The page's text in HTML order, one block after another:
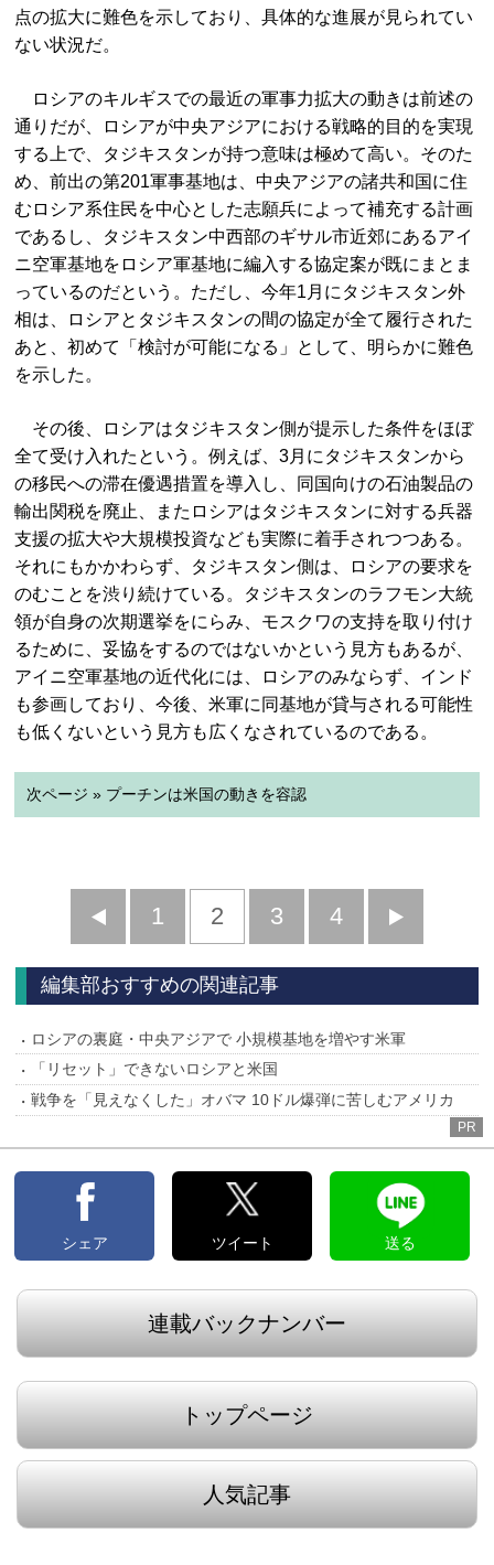
点の拡大に難色を示しており、具体的な進展が見られてい
ない状況だ。
ロシアのキルギスでの最近の軍事力拡大の動きは前述の
通りだが、ロシアが中央アジアにおける戦略的目的を実現
する上で、タジキスタンが持つ意味は極めて高い。そのた
め、前出の第201軍事基地は、中央アジアの諸共和国に住
むロシア系住民を中心とした志願兵によって補充する計画
であるし、タジキスタン中西部のギサル市近郊にあるアイ
ニ空軍基地をロシア軍基地に編入する協定案が既にまとま
っているのだという。ただし、今年1月にタジキスタン外
相は、ロシアとタジキスタンの間の協定が全て履行された
あと、初めて「検討が可能になる」として、明らかに難色
を示した。
その後、ロシアはタジキスタン側が提示した条件をほぼ
全て受け入れたという。例えば、3月にタジキスタンから
の移民への滞在優遇措置を導入し、同国向けの石油製品の
輸出関税を廃止、またロシアはタジキスタンに対する兵器
支援の拡大や大規模投資なども実際に着手されつつある。
それにもかかわらず、タジキスタン側は、ロシアの要求を
のむことを渋り続けている。タジキスタンのラフモン大統
領が自身の次期選挙をにらみ、モスクワの支持を取り付け
るために、妥協をするのではないかという見方もあるが、
アイニ空軍基地の近代化には、ロシアのみならず、インド
も参画しており、今後、米軍に同基地が貸与される可能性
も低くないという見方も広くなされているのである。
次ページ » プーチンは米国の動きを容認
前
へ
1 2 3 4
へ
編集部おすすめの関連記事
ロシアの裏庭・中央アジアで 小規模基地を増やす米軍
「リセット」できないロシアと米国
戦争を「見えなくした」オバマ 10ドル爆弾に苦しむアメリカ
PR
シェア ツイート 送る
連載バックナンバー
トップページ
人気記事